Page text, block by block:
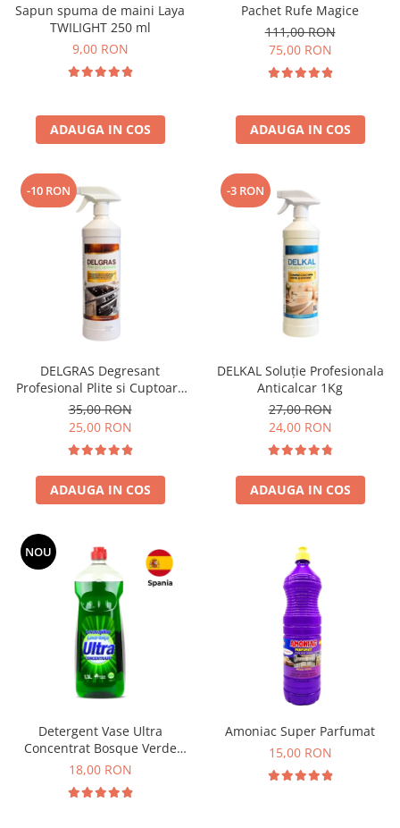
Sapun spuma de maini Laya
TWILIGHT 250 ml
9,00 RON
ADAUGA IN COS
Pachet Rufe Magice
111,00 RON
75,00 RON
ADAUGA IN COS
-10 RON
DELGRAS Degresant
Profesional Plite si Cuptoare
1L
35,00 RON
25,00 RON
ADAUGA IN COS
-3 RON
DELKAL Soluție Profesionala
Anticalcar 1Kg
27,00 RON
24,00 RON
ADAUGA IN COS
NOU
Detergent Vase Ultra
Concentrat Bosque Verde
Spania 1.3L
18,00 RON
Amoniac Super Parfumat
15,00 RON